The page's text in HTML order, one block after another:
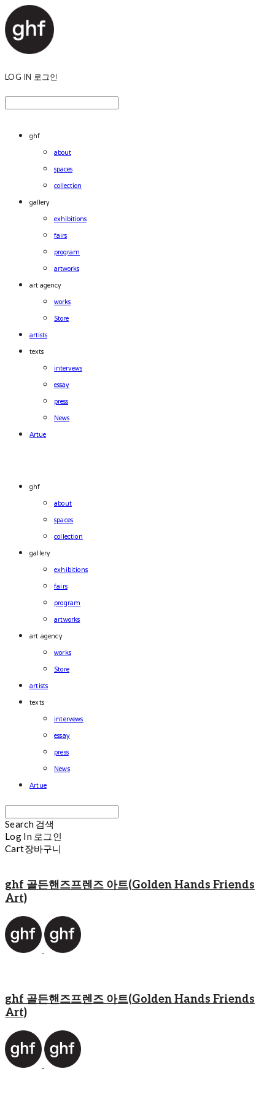
LOG IN 로그인
ghf
about
spaces
collection
gallery
exhibitions
fairs
program
artworks
art agency
works
Store
artists
texts
intervews
essay
press
News
Artue
ghf
about
spaces
collection
gallery
exhibitions
fairs
program
artworks
art agency
works
Store
artists
texts
intervews
essay
press
News
Artue
Search 검색
Log In 로그인
Cart장바구니
ghf 골든핸즈프렌즈 아트(Golden Hands Friends
Art)
ghf 골든핸즈프렌즈 아트(Golden Hands Friends
Art)